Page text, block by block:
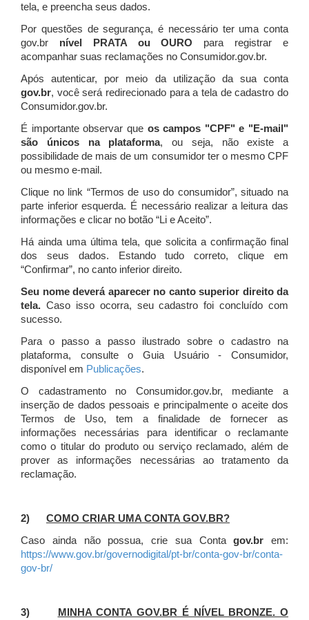
tela, e preencha seus dados.
Por questões de segurança, é necessário ter uma conta
gov.br nível PRATA ou OURO para registrar e
acompanhar suas reclamações no Consumidor.gov.br.
Após autenticar, por meio da utilização da sua conta
gov.br, você será redirecionado para a tela de cadastro do
Consumidor.gov.br.
É importante observar que os campos "CPF" e "E-mail"
são únicos na plataforma, ou seja, não existe a
possibilidade de mais de um consumidor ter o mesmo CPF
ou mesmo e-mail.
Clique no link “Termos de uso do consumidor”, situado na
parte inferior esquerda. É necessário realizar a leitura das
informações e clicar no botão “Li e Aceito”.
Há ainda uma última tela, que solicita a confirmação final
dos seus dados. Estando tudo correto, clique em
“Confirmar”, no canto inferior direito.
Seu nome deverá aparecer no canto superior direito da
tela. Caso isso ocorra, seu cadastro foi concluído com
sucesso.
Para o passo a passo ilustrado sobre o cadastro na
plataforma, consulte o Guia Usuário - Consumidor,
disponível em Publicações.
O cadastramento no Consumidor.gov.br, mediante a
inserção de dados pessoais e principalmente o aceite dos
Termos de Uso, tem a finalidade de fornecer as
informações necessárias para identificar o reclamante
como o titular do produto ou serviço reclamado, além de
prover as informações necessárias ao tratamento da
reclamação.
2) COMO CRIAR UMA CONTA GOV.BR?
Caso ainda não possua, crie sua Contagov.br em:
https://www.gov.br/governodigital/pt-br/conta-gov-br/conta-
gov-br/
3)
MINHA CONTA GOV.BR É NÍVEL BRONZE. O